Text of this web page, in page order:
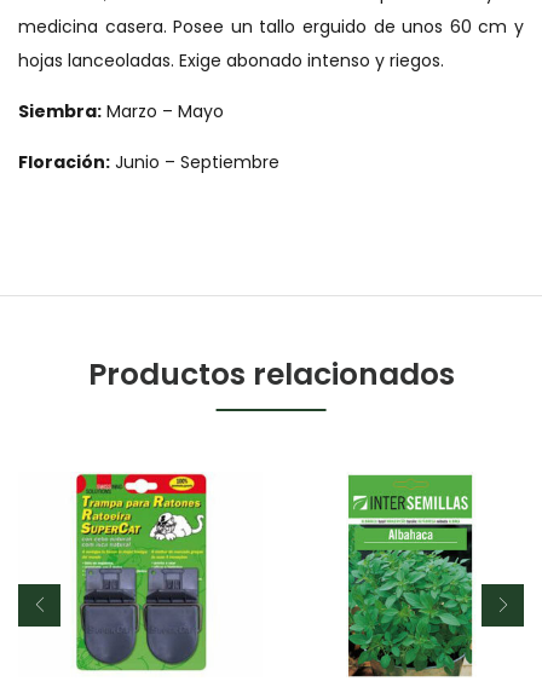
medicina casera. Posee un tallo erguido de unos 60 cm y
hojas lanceoladas. Exige abonado intenso y riegos.
Siembra: Marzo – Mayo
Floración: Junio – Septiembre
Productos relacionados